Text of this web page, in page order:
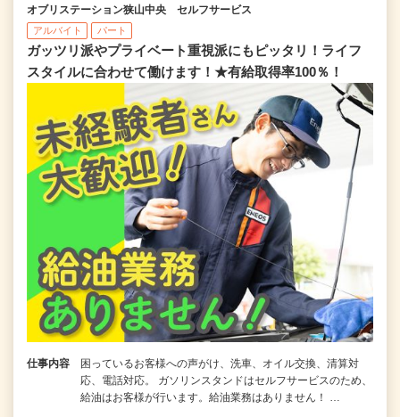
オブリステーション狭山中央 セルフサービス
アルバイト パート
ガッツリ派やプライベート重視派にもピッタリ！ライフ
スタイルに合わせて働けます！★有給取得率100％！
仕事内容
困っているお客様への声がけ、洗車、オイル交換、清算対
応、電話対応。 ガソリンスタンドはセルフサービスのため、
給油はお客様が行います。給油業務はありません！ …